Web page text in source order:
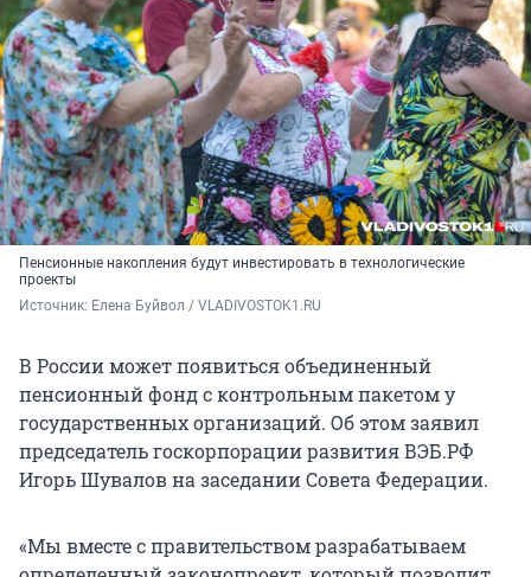
Пенсионные накопления будут инвестировать в технологические
проекты
Источник: Елена Буйвол / VLADIVOSTOK1.RU
В России может появиться объединенный
пенсионный фонд с контрольным пакетом у
государственных организаций. Об этом заявил
председатель госкорпорации развития ВЭБ.РФ
Игорь Шувалов на заседании Совета Федерации.
«Мы вместе с правительством разрабатываем